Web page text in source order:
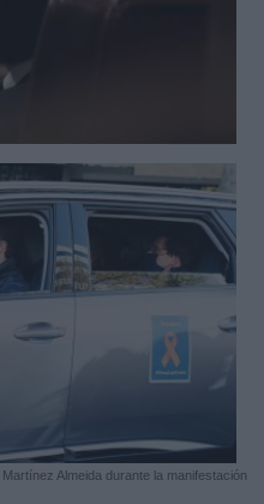
Almeida durante la manifestación